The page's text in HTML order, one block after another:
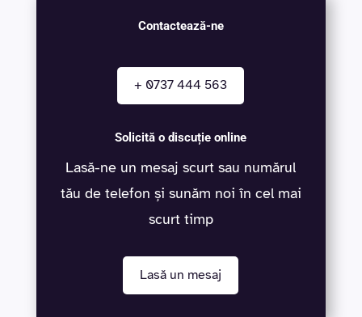
Contactează-ne
+ 0737 444 563
Solicită o discuție online
Lasă-ne un mesaj scurt sau numărul
tău de telefon și sunăm noi în cel mai
scurt timp
Lasă un mesaj